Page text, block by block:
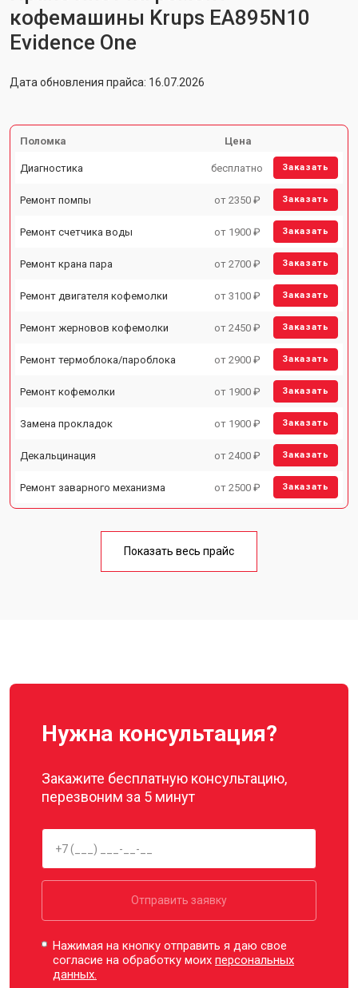
кофемашины Krups EA895N10
Evidence One
Дата обновления прайса: 16.07.2026
Поломка Цена
Диагностика бесплатно Заказать
Ремонт помпы от 2350 ₽ Заказать
Ремонт счетчика воды от 1900 ₽ Заказать
Ремонт крана пара от 2700 ₽ Заказать
Ремонт двигателя кофемолки от 3100 ₽ Заказать
Ремонт жерновов кофемолки от 2450 ₽ Заказать
Ремонт термоблока/пароблока от 2900 ₽ Заказать
Ремонт кофемолки от 1900 ₽ Заказать
Замена прокладок от 1900 ₽ Заказать
Декальцинация от 2400 ₽ Заказать
Ремонт заварного механизма от 2500 ₽ Заказать
Показать весь прайс
Нужна консультация?
Закажите бесплатную консультацию,
перезвоним за 5 минут
Отправить заявку
Нажимая на кнопку отправить я даю свое
согласие на обработку моихперсональных
данных.